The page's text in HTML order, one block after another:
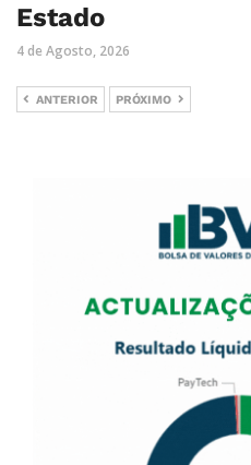
Estado
4 de Agosto, 2026
ANTERIOR PRÓXIMO